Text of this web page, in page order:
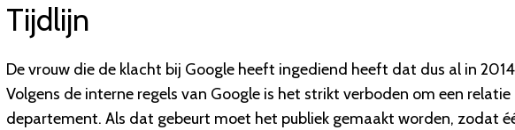
Tijdlijn
De vrouw die de klacht bij Google heeft ingediend heeft dat dus al in
Volgens de interne regels van Google is het strikt verboden om een
departement. Als dat gebeurt moet het publiek gemaakt worden, zodat